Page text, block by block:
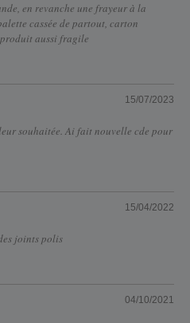
en revanche une frayeur à la
cassée de partout, carton
aussi fragile
15/07/2023
souhaitée. Ai fait nouvelle cde pour
15/04/2022
joints polis
04/10/2021